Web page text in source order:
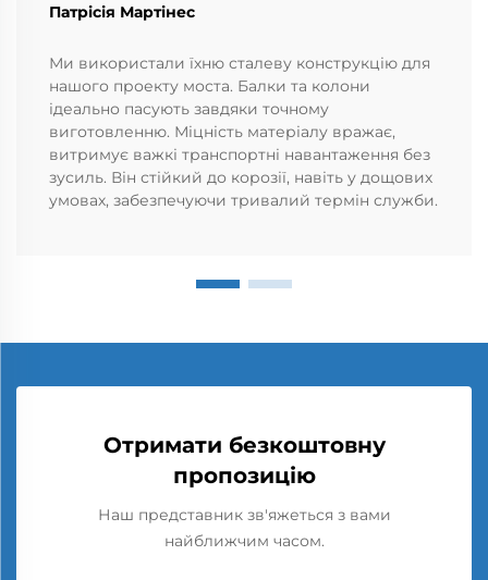
Патрісія Мартінес
Ми використали їхню сталеву конструкцію для
нашого проекту моста. Балки та колони
ідеально пасують завдяки точному
виготовленню. Міцність матеріалу вражає,
витримує важкі транспортні навантаження без
зусиль. Він стійкий до корозії, навіть у дощових
умовах, забезпечуючи тривалий термін служби.
Отримати безкоштовну
пропозицію
Наш представник зв'яжеться з вами
найближчим часом.